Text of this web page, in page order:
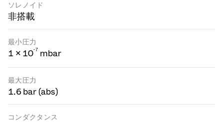
ソレノイド
非搭載
最小圧力
1 × 10-7 mbar
最大圧力
1.6 bar (abs)
コンダクタンス